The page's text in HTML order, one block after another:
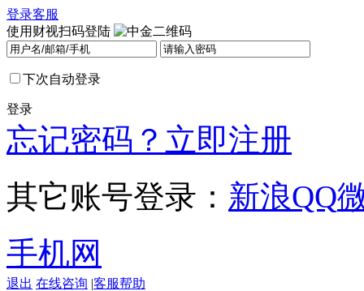
登录客服
使用财视扫码登陆
下次自动登录
登录
忘记密码？ 立即注册
其它账号登录： 新浪QQ
手机网
退出 在线咨询 |客服帮助